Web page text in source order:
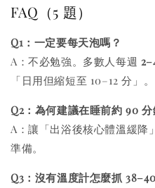
FAQ（5 題）
Q1：一定要每天泡嗎？
A：不必勉強。多數人每週
「日用但縮短至 10–12 分」。
Q2：為何建議在睡前約 90 分
A：讓「出浴後核心體溫緩降
準備。
Q3：沒有溫度計怎麼抓